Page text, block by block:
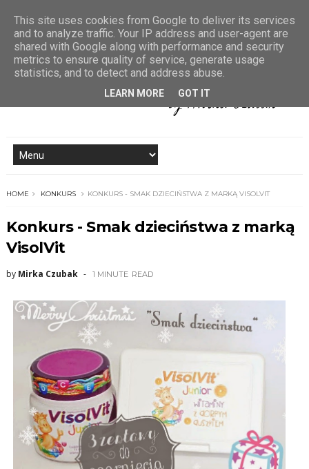
HOME KONKURS KONKURS - SMAK DZIECIŃSTWA Z MARKĄ VISOLVIT
Konkurs - Smak dzieciństwa z marką
VisolVit
by Mirka Czubak 1 MINUTE READ
This site uses cookies from Google to deliver its services
and to analyze traffic. Your IP address and user-agent are
shared with Google along with performance and security
metrics to ensure quality of service, generate usage
statistics, and to detect and address abuse.
LEARN MORE GOT IT